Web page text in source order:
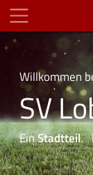
Willkommen
SV
EinStadtteil.